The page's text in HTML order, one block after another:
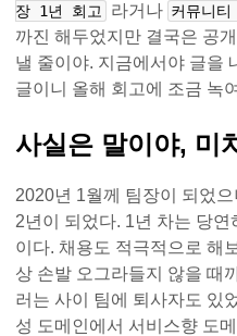
장 1년 회고
라거나 커뮤니
까진 해두었지만 결국은 공
낼 줄이야. 지금에서야 글을
글이니 올해 회고에 조금 녹
사실은 말이야, 미
2020년 1월께 팀장이 되었
2년이 되었다. 1년 차는 당
이다. 채용도 적극적으로 해
상 손발 오그라들지 않을 때
러는 사이 팀에 퇴사자도 있
성 도메인에서 서비스향 도